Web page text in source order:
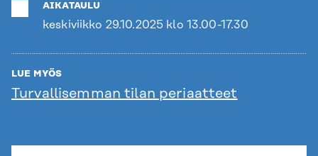
AIKATAULU
keskiviikko 29.10.2025 klo 13.00-17.30
LUE MYÖS
Turvallisemman tilan periaatteet